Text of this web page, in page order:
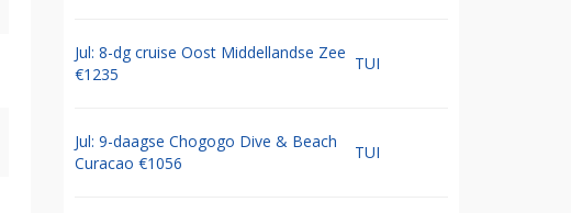
Jul: 8-dg cruise Oost Middellandse Zee
€1235
TUI
Jul: 9-daagse Chogogo Dive & Beach
Curacao €1056
TUI